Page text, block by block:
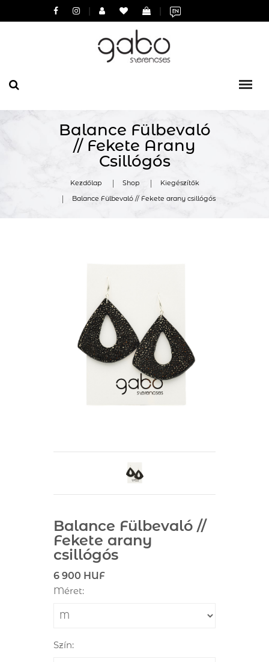
| |
Balance Fülbevaló
// Fekete Arany
Csillógós
Kezdőlap Shop
Kiegészítők
Balance Fülbevaló // Fekete arany csillógós
Balance Fülbevaló //
Fekete arany
csillógós
6 900 HUF
Méret:
Szín: